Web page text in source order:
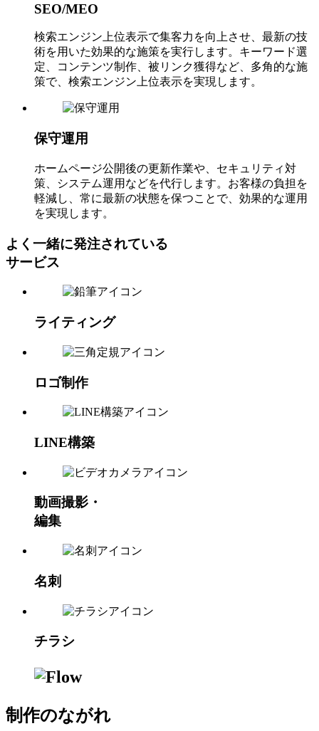
SEO/MEO
検索エンジン上位表示で集客力を向上させ、最新の技
術を用いた効果的な施策を実行します。キーワード選
定、コンテンツ制作、被リンク獲得など、多角的な施
策で、検索エンジン上位表示を実現します。
保守運用
ホームページ公開後の更新作業や、セキュリティ対
策、システム運用などを代行します。お客様の負担を
軽減し、常に最新の状態を保つことで、効果的な運用
を実現します。
よく一緒に発注されている
サービス
ライティング
ロゴ制作
LINE構築
動画撮影・
編集
名刺
チラシ
制作のながれ